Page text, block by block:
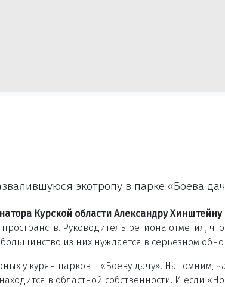
экотропу в парке «Боева
Курской области Александру Хинштейну
Руководитель региона отметил,
из них нуждается в серьёзном
у курян парков – «Боеву дачу». Напомним,
в областной собственности. И если